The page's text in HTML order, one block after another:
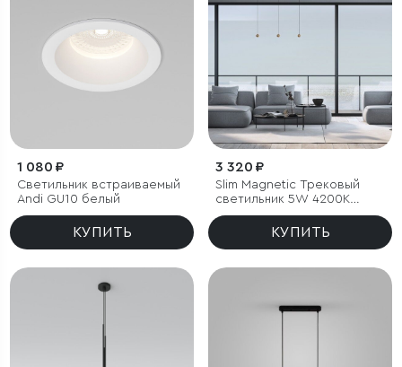
1 080 ₽
Светильник встраиваемый
Andi GU10 белый
КУПИТЬ
3 320 ₽
Slim Magnetic Трековый
светильник 5W 4200K
Event (латунь) 85040/01
КУПИТЬ